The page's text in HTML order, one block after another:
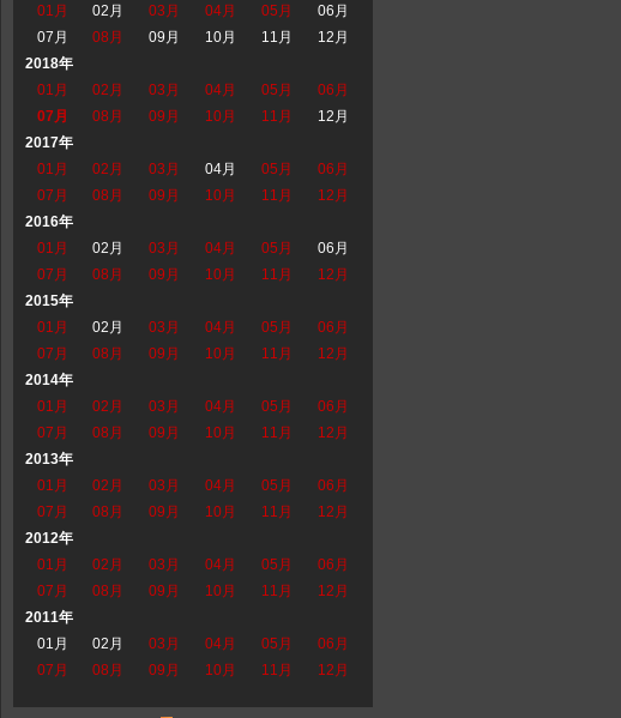
01月
02月 03月 04月 05月
06月
07月
08月 09月 10月 11月
12月
2018年
01月
02月 03月 04月 05月
06月
07月
08月 09月 10月 11月
12月
2017年
01月
02月 03月 04月 05月
06月
07月
08月 09月 10月 11月
12月
2016年
01月
02月 03月 04月 05月
06月
07月
08月 09月 10月 11月
12月
2015年
01月
02月 03月 04月 05月
06月
07月
08月 09月 10月 11月
12月
2014年
01月
02月 03月 04月 05月
06月
07月
08月 09月 10月 11月
12月
2013年
01月
02月 03月 04月 05月
06月
07月
08月 09月 10月 11月
12月
2012年
01月
02月 03月 04月 05月
06月
07月
08月 09月 10月 11月
12月
2011年
01月
02月 03月 04月 05月
06月
07月
08月 09月 10月 11月 12月